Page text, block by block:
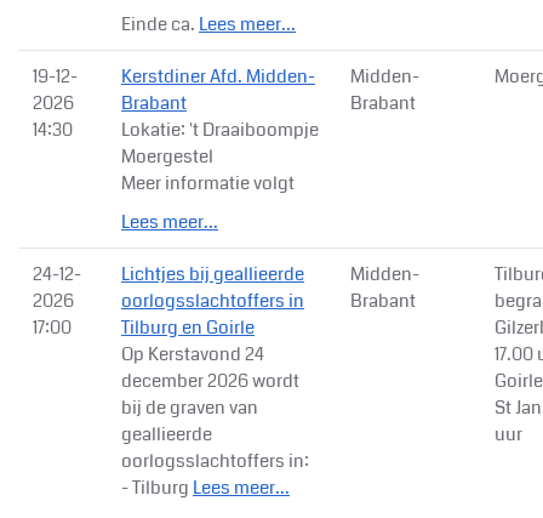
Einde ca. Lees meer...
19-12-
2026
14:30
Kerstdiner Afd. Midden-
Brabant
Lokatie: 't Draaiboompje
Moergestel
Meer informatie volgt
Lees meer...
Midden-
Brabant
24-12-
2026
17:00
Lichtjes bij geallieerde
oorlogsslachtoffers in
Tilburg en Goirle
Op Kerstavond 24
december 2026 wordt
bij de graven van
geallieerde
oorlogsslachtoffers in:
- Tilburg Lees meer...
Midden-
Brabant
17.00
St
uur